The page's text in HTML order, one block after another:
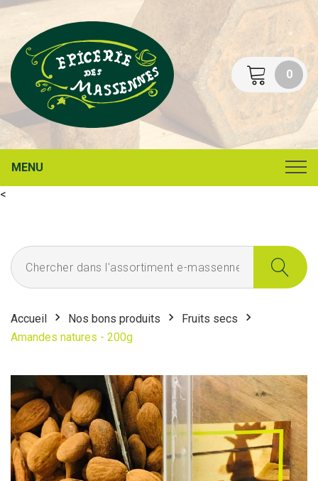
0
MENU
<
Chercher dans l'assortiment e-massennes
Accueil Nos bons produits
Fruits secs
Amandes natures - 200g